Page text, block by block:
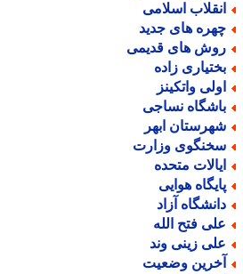
اسلامی
های جدید
های قدیمی
زاده
واتکینز
نساجی
ابهر
وزارت
متحده
هوایی
آزاد
فتح الله
زینی وند
وضعیت